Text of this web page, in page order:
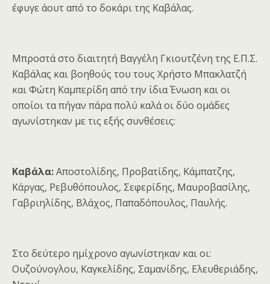
έφυγε άουτ από το δοκάρι της Καβάλας.
Μπροστά στο διαιτητή Βαγγέλη Γκιουτζένη της Ε.Π.Σ.
Καβάλας και βοηθούς του τους Χρήστο Μπακλατζή
και Φώτη Καμπερίδη από την ίδια Ένωση και οι
οποίοι τα πήγαν πάρα πολύ καλά οι δύο ομάδες
αγωνίστηκαν με τις εξής συνθέσεις:
Καβάλα:Αποστολίδης, Προβατίδης, Κάμπατζης,
Κάργας, Ρεβυθόπουλος, Σεφερίδης, Μαυροβασίλης,
Γαβριηλίδης, Βλάχος, Παπαδόπουλος, Παυλής.
Στο δεύτερο ημίχρονο αγωνίστηκαν και οι:
Ουζούνογλου, Καγκελίδης, Σαμανίδης, Ελευθεριάδης,